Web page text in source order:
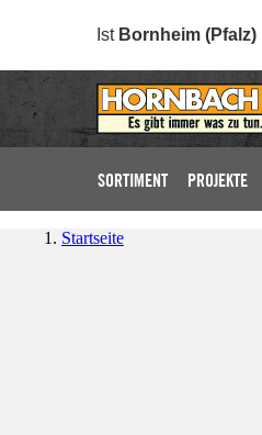
Ist Bornheim (Pfalz)
SORTIMENT PROJEKTE
Startseite